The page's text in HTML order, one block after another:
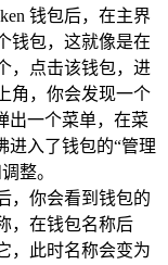
钱包后，在主界
钱包，这就像是在
，点击该钱包，进
角，你会发现一个
出一个菜单，在菜
进入了钱包的“管理
整。
，你会看到钱包的
，在钱包名称后
，此时名称会变为